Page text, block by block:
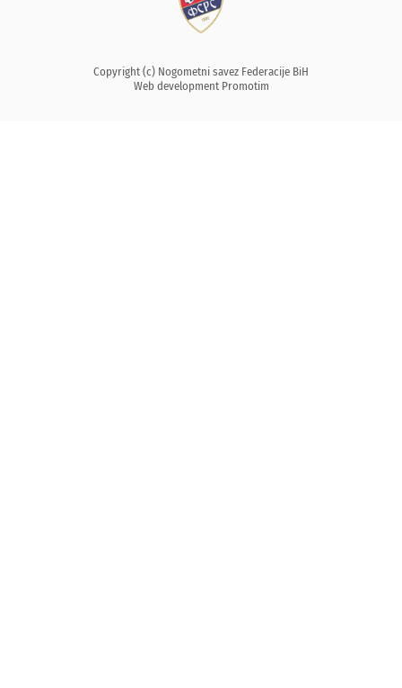
Copyright (c) Nogometni savez Federacije BiH
Web development Promotim